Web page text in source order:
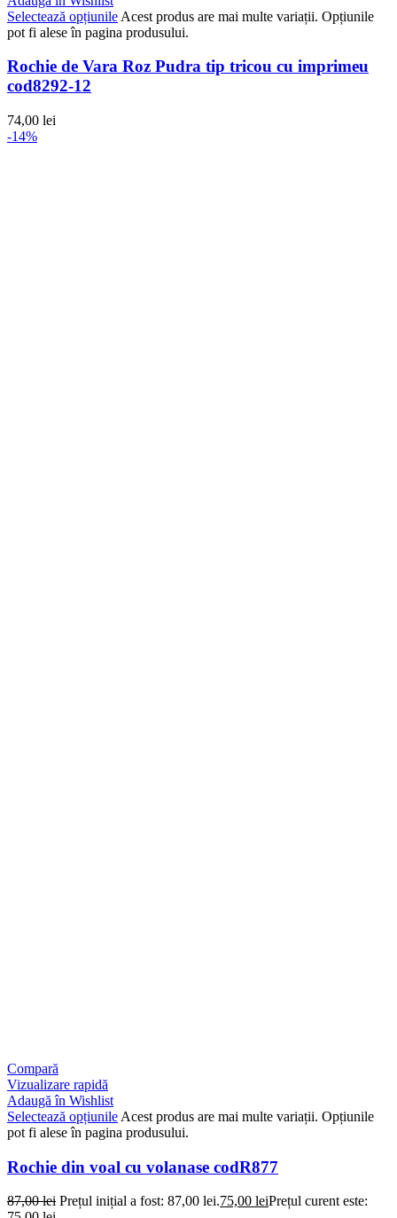
Selectează opțiunile Acest produs are mai multe variații. Opțiunile
pot fi alese în pagina produsului.
Rochie de Vara Roz Pudra tip tricou cu imprimeu
cod8292-12
74,00 lei
-14%
Compară
Vizualizare rapidă
Adaugă în Wishlist
Selectează opțiunile Acest produs are mai multe variații. Opțiunile
pot fi alese în pagina produsului.
Rochie din voal cu volanase codR877
87,00lei Prețul inițial a fost: 87,00 lei.75,00 leiPrețul curent este: